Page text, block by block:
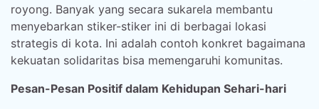
royong. Banyak yang secara sukarela membantu
menyebarkan stiker-stiker ini di berbagai lokasi
strategis di kota. Ini adalah contoh konkret bagaimana
kekuatan solidaritas bisa memengaruhi komunitas.
Pesan-Pesan Positif dalam Kehidupan Sehari-hari